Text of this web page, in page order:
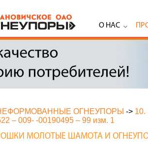
О НАС
ОГНЕУПОРЫ ->
– 009- -00190495 – 99 изм. 1
МОЛОТЫЕ ШАМОТА И